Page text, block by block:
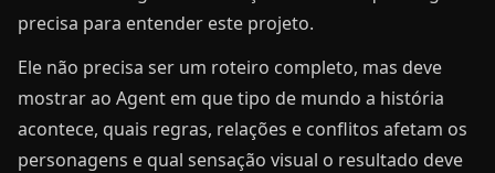
precisa para entender este projeto.
Ele não precisa ser um roteiro completo, mas deve
mostrar ao Agent em que tipo de mundo a história
acontece, quais regras, relações e conflitos afetam os
personagens e qual sensação visual o resultado deve